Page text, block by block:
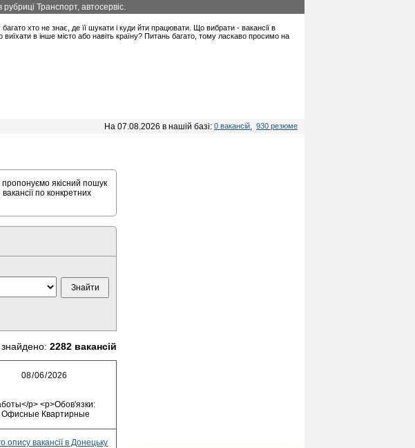
Транспорт, автосервіс.
хто не знає, де її шукати і куди йти працювати. Що вибрати - вакансії в
в інше місто або навіть країну? Питань багато, тому ласкаво просимо на
На 07.08.2026 в нашій базі: 0 вакансій, 930 резюме
якісний пошук
по конкретних
2282 вакансій
p> <p>Обов'язки:
Офисные Квартирные
опису вакансії в Донецьку